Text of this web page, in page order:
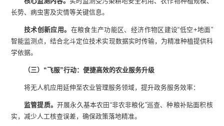
长势、病虫害及灾情等关键信息。
技术创新应用。 在粮食生产功能区、经济作物区建设“低空+地面”
智能监测点，结合北斗定位技术实现数据实时传输，为精准种植提供科
学依据。
（三）“飞服”行动：便捷高效的农业服务升级
将无人机应用延伸至农业管理服务领域，提升政务服务效率：
监管提质。 开展永久基本农田“非农非粮化”巡查、种粮补贴面积核
实，减少人工核查误差，确保政策落地精准。